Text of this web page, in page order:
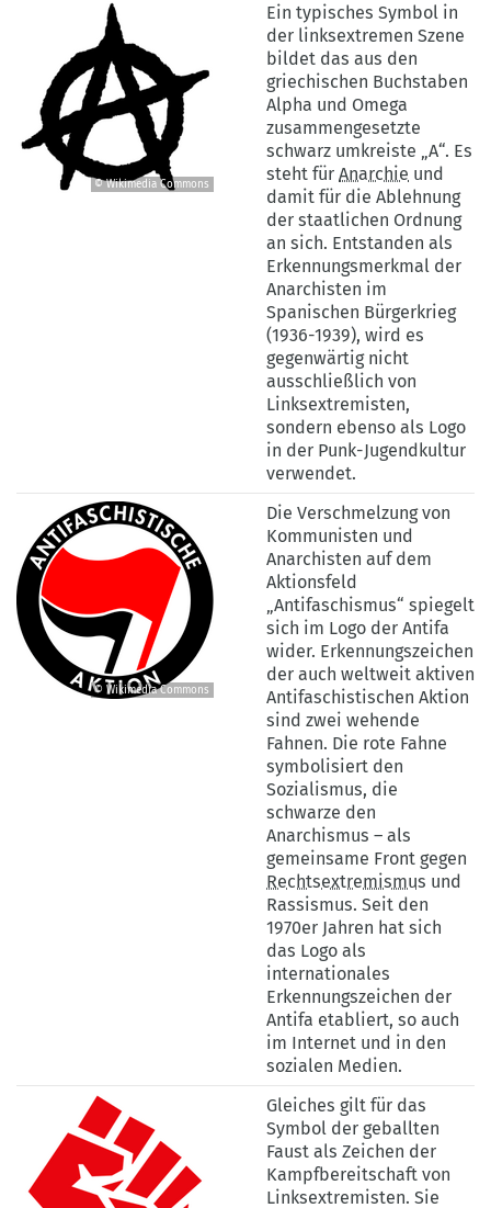
© Wikimedia Commons
Ein typisches Symbol in
der linksextremen Szene
bildet das aus den
griechischen Buchstaben
Alpha und Omega
zusammengesetzte
schwarz umkreiste „A“. Es
steht für Anarchie und
damit für die Ablehnung
der staatlichen Ordnung
an sich. Entstanden als
Erkennungsmerkmal der
Anarchisten im
Spanischen Bürgerkrieg
(1936-1939), wird es
gegenwärtig nicht
ausschließlich von
Linksextremisten,
sondern ebenso als Logo
in der Punk-Jugendkultur
verwendet.
© Wikimedia Commons
Die Verschmelzung von
Kommunisten und
Anarchisten auf dem
Aktionsfeld
„Antifaschismus“ spiegelt
sich im Logo der Antifa
wider. Erkennungszeichen
der auch weltweit aktiven
Antifaschistischen Aktion
sind zwei wehende
Fahnen. Die rote Fahne
symbolisiert den
Sozialismus, die
schwarze den
Anarchismus – als
gemeinsame Front gegen
Rechtsextremismus und
Rassismus. Seit den
1970er Jahren hat sich
das Logo als
internationales
Erkennungszeichen der
Antifa etabliert, so auch
im Internet und in den
sozialen Medien.
Gleiches gilt für das
Symbol der geballten
Faust als Zeichen der
Kampfbereitschaft von
Linksextremisten. Sie